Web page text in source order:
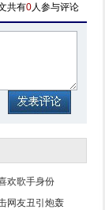
共有0人参与评论
欢歌手身份
网友丑引炮轰